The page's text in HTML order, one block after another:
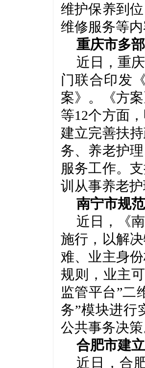
维护保养到
维修服务等
重庆市多
近日，重
门联合印发
案》。《方
等12个方面
建立完善扶
务、养老护
服务工作。
训从事养老
南宁市规
近日，《
施行，以解
难、业主身
规则，业主
监管平台”二
务”模块进行
公共事务决
合肥市建
近日，合